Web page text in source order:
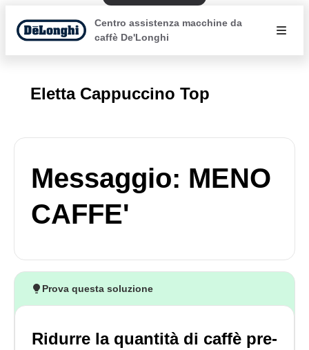
Centro assistenza macchine da
caffè De'Longhi
Eletta Cappuccino Top
Messaggio: MENO
CAFFE'
Prova questa soluzione
Ridurre la quantità di caffè pre-